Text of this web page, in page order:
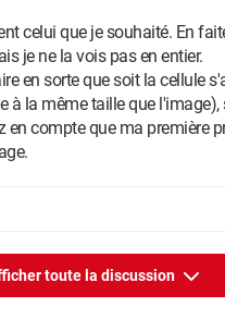
celui que je souhaité. En
je ne la vois pas en entier.
en sorte que soit la cellule
à la même taille que
en compte que ma première
toute la discussion